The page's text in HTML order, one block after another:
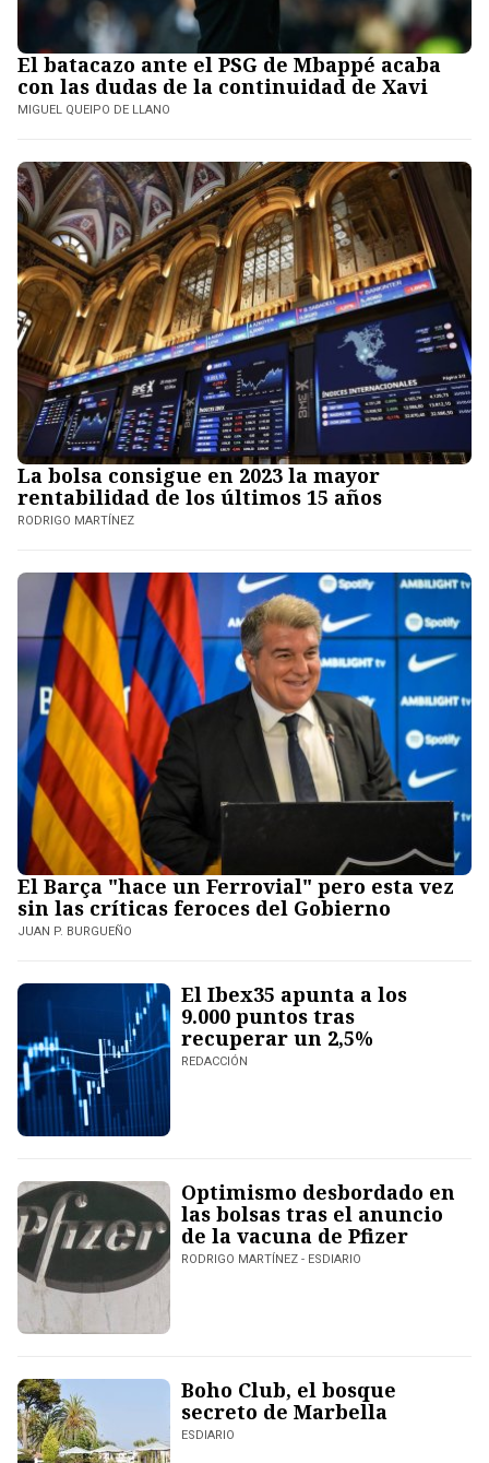
El batacazo ante el PSG de Mbappé acaba
con las dudas de la continuidad de Xavi
MIGUEL QUEIPO DE LLANO
La bolsa consigue en 2023 la mayor
rentabilidad de los últimos 15 años
RODRIGO MARTÍNEZ
El Barça "hace un Ferrovial" pero esta vez
sin las críticas feroces del Gobierno
JUAN P. BURGUEÑO
El Ibex35 apunta a los
9.000 puntos tras
recuperar un 2,5%
REDACCIÓN
Optimismo desbordado en
las bolsas tras el anuncio
de la vacuna de Pfizer
RODRIGO MARTÍNEZ - ESDIARIO
Boho Club, el bosque
secreto de Marbella
ESDIARIO